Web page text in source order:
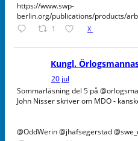
https://www.swp-
berlin.org/publications/products/
1 X
Kungl.
20 jul
Sommarläsning del 5 på
John Nisser skriver om MDO -
@OddWerin @jhafsegerstad